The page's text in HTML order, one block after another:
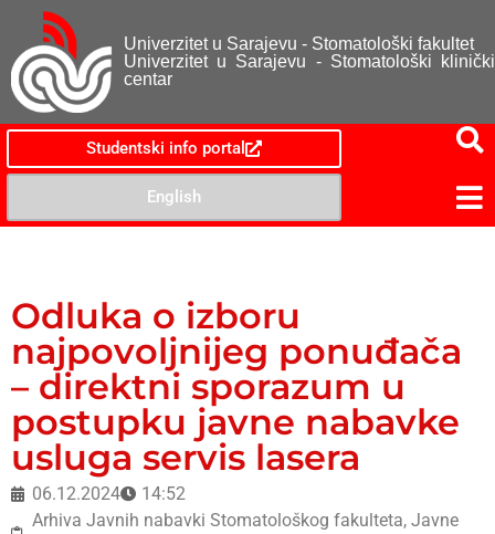
Univerzitet u Sarajevu - Stomatološki fakultet
Univerzitet u Sarajevu - Stomatološki klinički
centar
Studentski info portal
English
Odluka o izboru
najpovoljnijeg ponuđača
– direktni sporazum u
postupku javne nabavke
usluga servis lasera
06.12.2024
14:52
Arhiva Javnih nabavki Stomatološkog fakulteta, Javne